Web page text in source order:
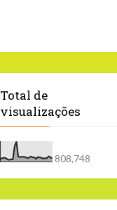
Total de
visualizações
808,748